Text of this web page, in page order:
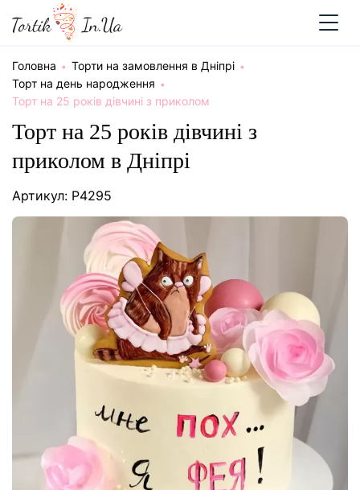
Головна
Торти на замовлення в Дніпрі
Торт на день народження
Торт на 25 років дівчині з приколом
Торт на 25 років дівчині з
приколом в Дніпрі
Артикул: P4295